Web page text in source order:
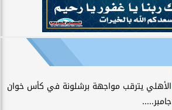
الأهلي يترقب مواجهة برشلونة في كأس خوان
جامبر.....